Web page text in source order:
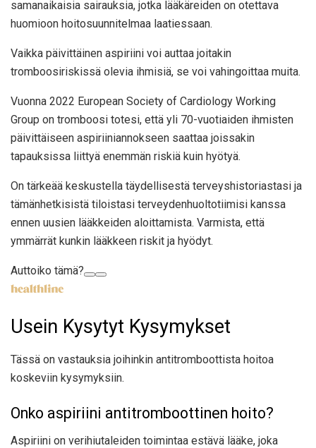
samanaikaisia ​​​​sairauksia, jotka lääkäreiden on otettava
huomioon hoitosuunnitelmaa laatiessaan.
Vaikka päivittäinen aspiriini voi auttaa joitakin
tromboosiriskissä olevia ihmisiä, se voi vahingoittaa muita.
Vuonna 2022 European Society of Cardiology Working
Group on tromboosi totesi, että yli 70-vuotiaiden ihmisten
päivittäiseen aspiriiniannokseen saattaa joissakin
tapauksissa liittyä enemmän riskiä kuin hyötyä.
On tärkeää keskustella täydellisestä terveyshistoriastasi ja
tämänhetkisistä tiloistasi terveydenhuoltotiimisi kanssa
ennen uusien lääkkeiden aloittamista. Varmista, että
ymmärrät kunkin lääkkeen riskit ja hyödyt.
Auttoiko tämä?
Usein Kysytyt Kysymykset
Tässä on vastauksia joihinkin antitromboottista hoitoa
koskeviin kysymyksiin.
Onko aspiriini antitromboottinen hoito?
Aspiriini on verihiutaleiden toimintaa estävä lääke, joka